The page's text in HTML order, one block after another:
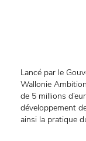
Lancé par le
Wallonie
de 5 millions
développement
ainsi la pratique